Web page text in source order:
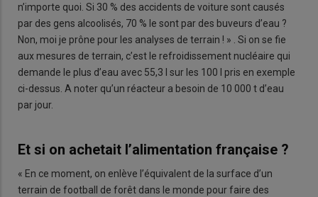
n’importe quoi. Si 30 % des accidents de voiture sont causés
par des gens alcoolisés, 70 % le sont par des buveurs d’eau ?
Non, moi je prône pour les analyses de terrain ! » . Si on se fie
aux mesures de terrain, c’est le refroidissement nucléaire qui
demande le plus d’eau avec 55,3 l sur les 100 l pris en exemple
ci-dessus. A noter qu’un réacteur a besoin de 10 000 t d’eau
par jour.
Et si on achetait l’alimentation française ?
« En ce moment, on enlève l’équivalent de la surface d’un
terrain de football de forêt dans le monde pour faire des